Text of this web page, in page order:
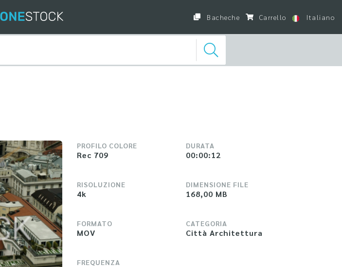
Bacheche Carrello Italiano
PROFILO COLORE
Rec 709
RISOLUZIONE
4k
FORMATO
MOV
FREQUENZA
DURATA
00:00:12
DIMENSIONE FILE
168,00 MB
CATEGORIA
Città Architettura